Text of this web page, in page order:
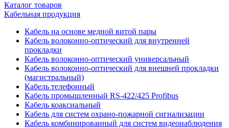
Каталог товаров
Кабельная продукция
Кабель на основе медной витой пары
Кабель волоконно-оптический для внутренней
прокладки
Кабель волоконно-оптический универсальный
Кабель волоконно-оптический для внешней прокладки
(магистральный)
Кабель телефонный
Кабель промышленный RS-422/425 Profibus
Кабель коаксиальный
Кабель для систем охрано-пожарной сигнализации
Кабель комбинированный для систем видеонаблюдения